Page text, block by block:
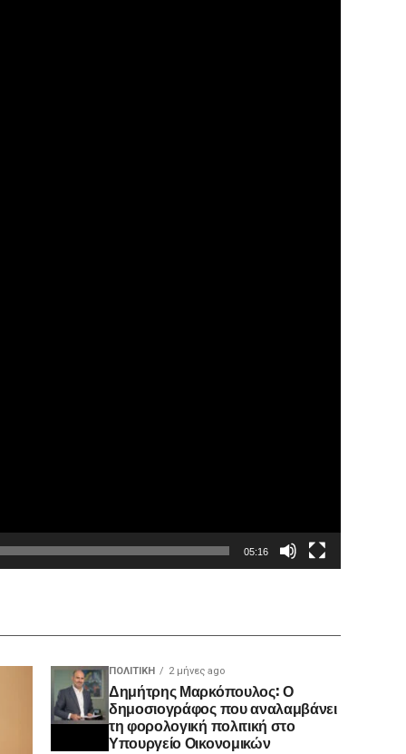
05:16
ΠΟΛΙΤΙΚΉ 2 μήνες ago
Δημήτρης Μαρκόπουλος: Ο
δημοσιογράφος που αναλαμβάνει
τη φορολογική πολιτική στο
Υπουργείο Οικονομικών